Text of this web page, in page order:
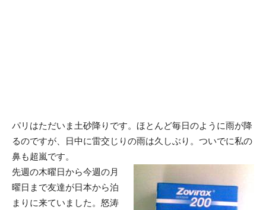
パリはただいま土砂降りです。ほとんど毎日のように雨が降
るのですが、日中に雷交じりの雨は久しぶり。ついでに私の
鼻も超嵐です。
先週の木曜日から今週の月
曜日まで友達が日本から泊
まりに来ていました。怒涛